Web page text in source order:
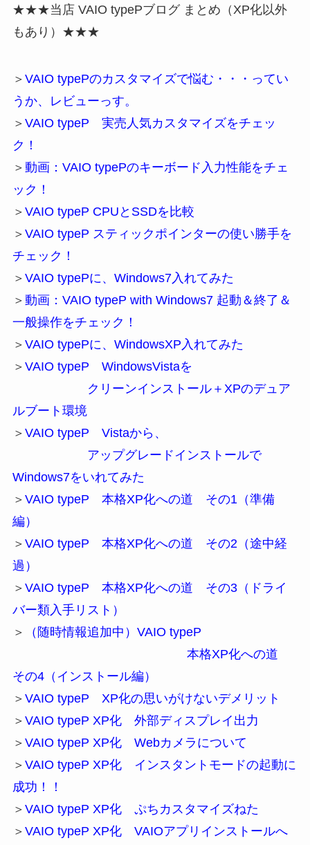
★★★当店 VAIO typePブログ まとめ（XP化以外
もあり）★★★
＞ VAIO typePのカスタマイズで悩む・・・ってい
うか、レビューっす。
＞ VAIO typeP 実売人気カスタマイズをチェッ
ク！
＞ 動画：VAIO typePのキーボード入力性能をチェ
ック！
＞ VAIO typeP CPUとSSDを比較
＞ VAIO typeP スティックポインターの使い勝手を
チェック！
＞ VAIO typePに、Windows7入れてみた
＞ 動画：VAIO typeP with Windows7 起動＆終了＆
一般操作をチェック！
＞ VAIO typePに、WindowsXP入れてみた
＞ VAIO typeP WindowsVistaを
クリーンインストール＋XPのデュア
ルブート環境
＞ VAIO typeP Vistaから、
アップグレードインストールで
Windows7をいれてみた
＞ VAIO typeP 本格XP化への道 その1（準備
編）
＞ VAIO typeP 本格XP化への道 その2（途中経
過）
＞ VAIO typeP 本格XP化への道 その3（ドライ
バー類入手リスト）
＞
（随時情報追加中）VAIO typeP
本格XP化への道
その4（インストール編）
＞ VAIO typeP XP化の思いがけないデメリット
＞ VAIO typeP XP化 外部ディスプレイ出力
＞ VAIO typeP XP化 Webカメラについて
＞ VAIO typeP XP化 インスタントモードの起動に
成功！！
＞ VAIO typeP XP化 ぷちカスタマイズねた
＞ VAIO typeP XP化 VAIOアプリインストールへ